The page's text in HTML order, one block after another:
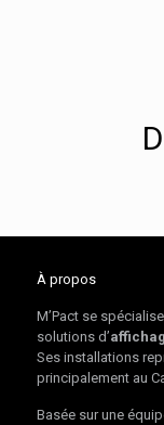
À propos
M’Pact se
solutions d’
Ses installations
principalement au
Basée sur une